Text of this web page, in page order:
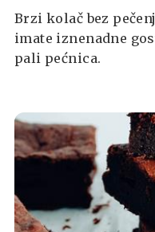
Brzi kolač bez
imate iznenadne
pali pećnica.